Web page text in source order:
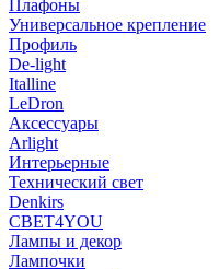
Плафоны
Универсальное крепление
Профиль
De-light
Italline
LeDron
Аксессуары
Arlight
Интерьерные
Технический свет
Denkirs
СВЕТ4YOU
Лампы и декор
Лампочки